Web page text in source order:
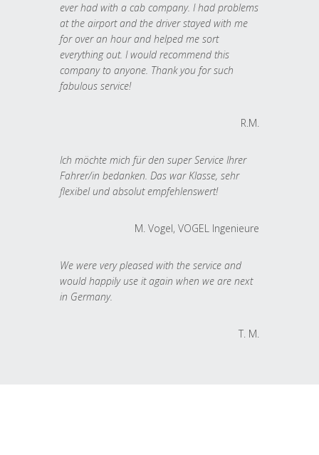
ever had with a cab company. I had problems
at the airport and the driver stayed with me
for over an hour and helped me sort
everything out. I would recommend this
company to anyone. Thank you for such
fabulous service!
R.M.
Ich möchte mich für den super Service Ihrer
Fahrer/in bedanken. Das war Klasse, sehr
flexibel und absolut empfehlenswert!
M. Vogel, VOGEL Ingenieure
We were very pleased with the service and
would happily use it again when we are next
in Germany.
T. M.